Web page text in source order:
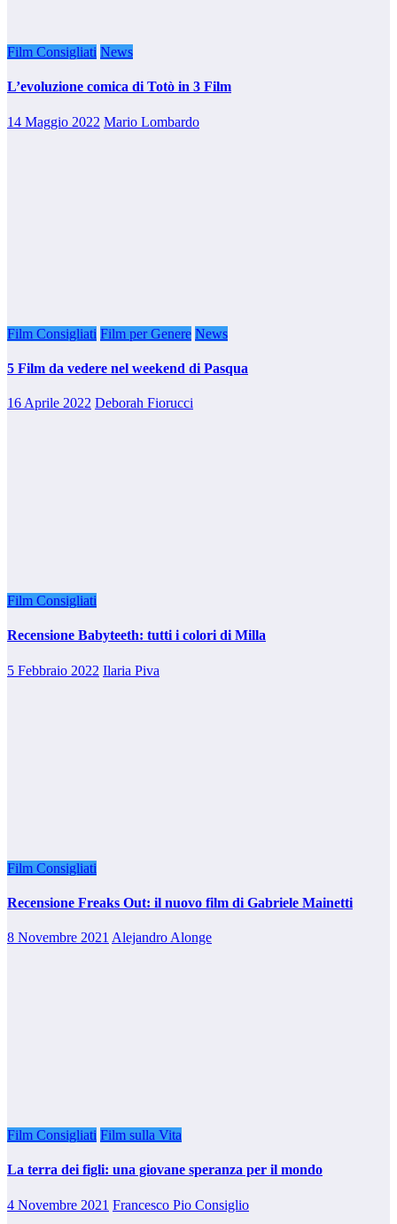
Film Consigliati News
L’evoluzione comica di Totò in 3 Film
14 Maggio 2022 Mario Lombardo
Film Consigliati Film per Genere News
5 Film da vedere nel weekend di Pasqua
16 Aprile 2022 Deborah Fiorucci
Film Consigliati
Recensione Babyteeth: tutti i colori di Milla
5 Febbraio 2022 Ilaria Piva
Film Consigliati
Recensione Freaks Out: il nuovo film di Gabriele Mainetti
8 Novembre 2021 Alejandro Alonge
Film Consigliati Film sulla Vita
La terra dei figli: una giovane speranza per il mondo
4 Novembre 2021 Francesco Pio Consiglio